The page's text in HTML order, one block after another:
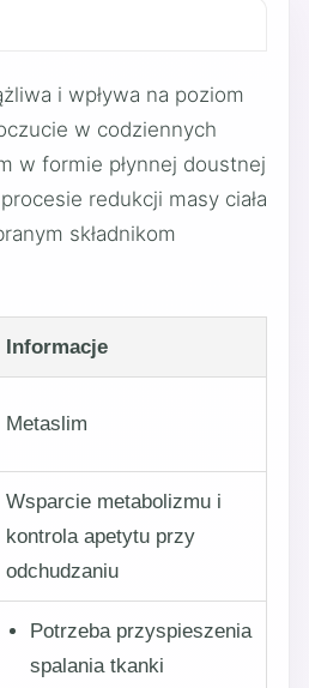
i wpływa na poziom
w codziennych
w formie płynnej doustnej
redukcji masy ciała
składnikom
Informacje
Metaslim
Wsparcie metabolizmu i
kontrola apetytu przy
odchudzaniu
Potrzeba przyspieszenia
spalania tkanki